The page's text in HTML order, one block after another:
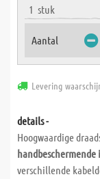
1 stuk
Aantal
Levering
details -
Hoogwaardige
handbeschermende
verschillende